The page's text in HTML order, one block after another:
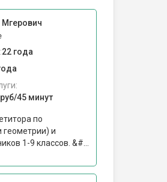
Мгерович
22 года
45 минут
по
геометрии) и
1-9 классов. &#...